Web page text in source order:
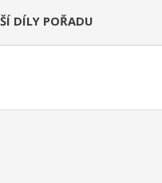
DÍLY POŘADU